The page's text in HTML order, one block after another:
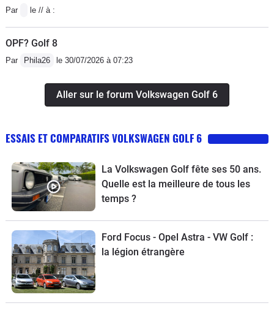
Par le // à :
OPF? Golf 8
Par Phila26 le 30/07/2026 à 07:23
Aller sur le forum Volkswagen Golf 6
ESSAIS ET COMPARATIFS VOLKSWAGEN GOLF 6
La Volkswagen Golf fête ses 50 ans.
Quelle est la meilleure de tous les
temps ?
Ford Focus - Opel Astra - VW Golf :
la légion étrangère